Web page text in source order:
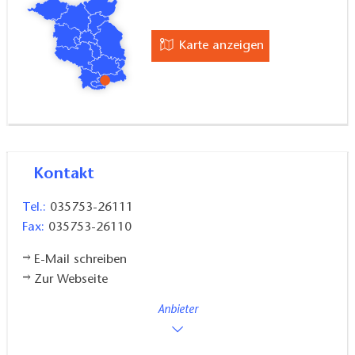
Karte anzeigen
Kontakt
Tel.: 035753-26111
Fax: 035753-26110
E-Mail schreiben
Zur Webseite
Anbieter